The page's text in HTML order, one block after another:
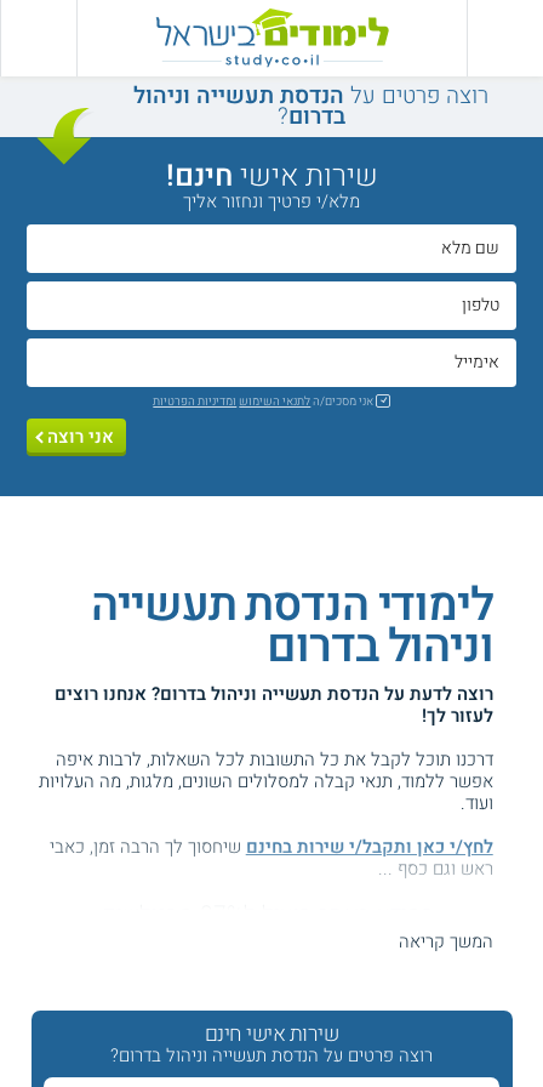
רוצה פרטים על הנדסת תעשייה וניהול
בדרום?
שירות אישיחינם!
מלא/י פרטיך ונחזור אליך
אני מסכים/הלתנאי השימוש ומדיניות הפרטיות
אני רוצה
לימודי הנדסת תעשייה
וניהול בדרום
רוצה לדעת על הנדסת תעשייה וניהול בדרום? אנחנו רוצים
לעזור לך!
דרכנו תוכל לקבל את כל התשובות לכל השאלות, לרבות איפה
אפשר ללמוד, תנאי קבלה למסלולים השונים, מלגות, מה העלויות
ועוד.
לחץ/י כאן ותקבל/י שירות בחינם שיחסוך לך הרבה זמן, כאבי
ראש וגם כסף ...
עזרנו גם לך? דרג אותנו:
לימודי הנדסת תעשייה וניהול בבאר שבע והדרום
המשך קריאה
שירות אישי חינם
רוצה פרטים על הנדסת תעשייה וניהול בדרום?